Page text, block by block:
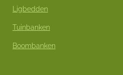
Ligbedden
Tuinbanken
Boombanken